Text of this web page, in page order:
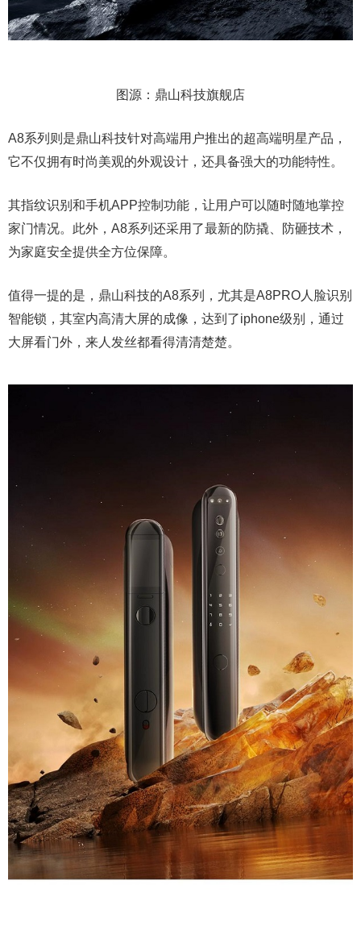
图源：鼎山科技旗舰店
A8系列则是鼎山科技针对高端用户推出的超高端明星产品，
它不仅拥有时尚美观的外观设计，还具备强大的功能特性。
其指纹识别和手机APP控制功能，让用户可以随时随地掌控
家门情况。此外，A8系列还采用了最新的防撬、防砸技术，
为家庭安全提供全方位保障。
值得一提的是，鼎山科技的A8系列，尤其是A8PRO人脸识别
智能锁，其室内高清大屏的成像，达到了iphone级别，通过
大屏看门外，来人发丝都看得清清楚楚。